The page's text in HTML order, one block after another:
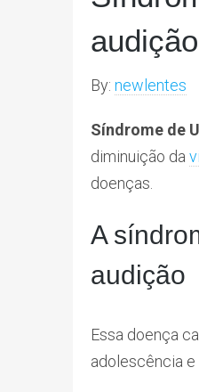
audição
By: newlentes
Síndrome de
diminuição da
doenças.
A
audição
Essa doença
adolescência e